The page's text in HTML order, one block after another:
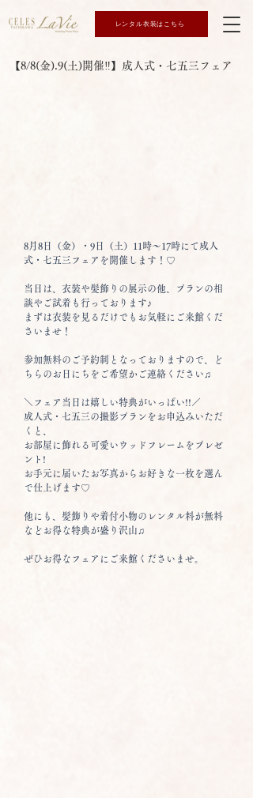
レンタル衣装はこちら
【8/8(金).9(土)開催‼】成人式・七五三フェア
8月8日（金）・9日（土）11時～17時にて成人
式・七五三フェアを開催します！♡
当日は、衣装や髪飾りの展示の他、プランの相
談やご試着も行っております♪
まずは衣装を見るだけでもお気軽にご来館くだ
さいませ！
参加無料のご予約制となっておりますので、ど
ちらのお日にちをご希望かご連絡ください♫
＼フェア当日は嬉しい特典がいっぱい!!／
成人式・七五三の撮影プランをお申込みいただ
くと、
お部屋に飾れる可愛いウッドフレームをプレゼ
ント!
お手元に届いたお写真からお好きな一枚を選ん
で仕上げます♡
他にも、髪飾りや着付小物のレンタル料が無料
などお得な特典が盛り沢山♫
ぜひお得なフェアにご来館くださいませ。